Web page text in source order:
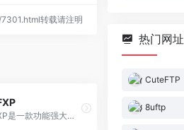
转载请注明
FlashFXP是一款功能强大的FXP/FTP软件，集成了其它优秀的FTP软件的优点，如CuteFTP的目录比较，支持彩色文字显示；如BpFTP支持多目录选择文件，暂存目录；又如LeapFTP的界面设计
热门网址
CuteFTP
8uftp